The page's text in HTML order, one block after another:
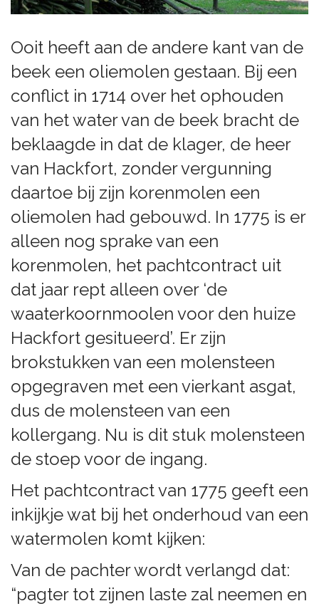
Ooit heeft aan de andere kant van de
beek een oliemolen gestaan. Bij een
conflict in 1714 over het ophouden
van het water van de beek bracht de
beklaagde in dat de klager, de heer
van Hackfort, zonder vergunning
daartoe bij zijn korenmolen een
oliemolen had gebouwd. In 1775 is er
alleen nog sprake van een
korenmolen, het pachtcontract uit
dat jaar rept alleen over ‘de
waaterkoornmoolen voor den huize
Hackfort gesitueerd’. Er zijn
brokstukken van een molensteen
opgegraven met een vierkant asgat,
dus de molensteen van een
kollergang. Nu is dit stuk molensteen
de stoep voor de ingang.
Het pachtcontract van 1775 geeft een
inkijkje wat bij het onderhoud van een
watermolen komt kijken:
Van de pachter wordt verlangd dat:
“pagter tot zijnen laste zal neemen en